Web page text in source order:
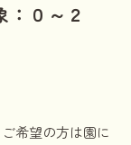
０～２
希望の方は園に